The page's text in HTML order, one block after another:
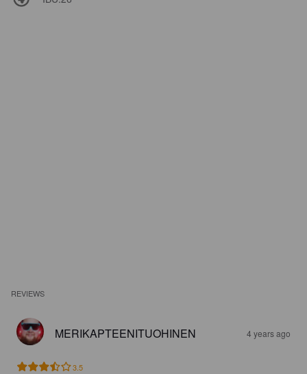
REVIEWS
MERIKAPTEENITUOHINEN 4 years ago
3.5